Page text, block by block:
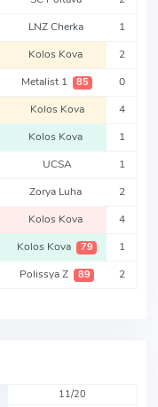
LNZ Cherka 1
Kolos Kova 2
Metalist 1 85 0
Kolos Kova 4
Kolos Kova 1
UCSA 1
Zorya Luha 2
Kolos Kova 4
Kolos Kova 79 1
Polissya Z 89 2
11/20